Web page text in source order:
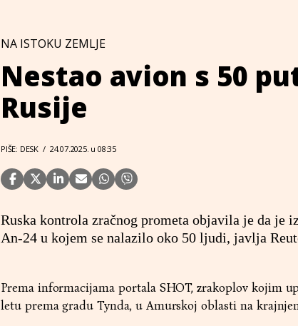
NA ISTOKU ZEMLJE
Nestao avion s 50
Rusije
PIŠE: DESK / 24.07.2025. u 08:35
Ruska kontrola zračnog prometa objavila je da je
An-24 u kojem se nalazilo oko 50 ljudi, javlja
Prema informacijama portala SHOT, zrakoplov kojim
letu prema gradu Tynda, u Amurskoj oblasti na